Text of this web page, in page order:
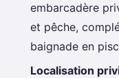
embarcadère
et pêche,
baignade en
Localisation